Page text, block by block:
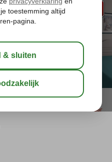
bewaar